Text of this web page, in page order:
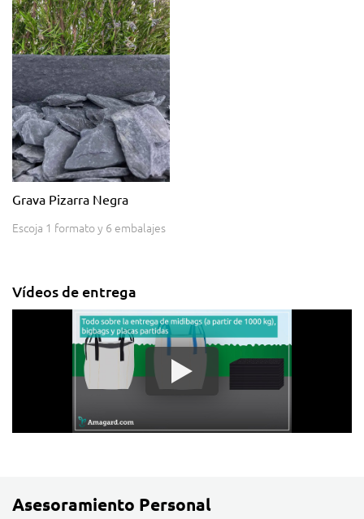
Grava Pizarra Negra
Escoja 1 formato y 6 embalajes
Vídeos de entrega
Asesoramiento Personal